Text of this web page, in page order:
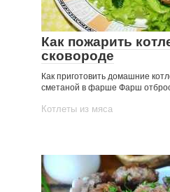
Как пожарить
сковороде
Как приготовить домашние
сметаной в фарше Фарш
Котлеты из мяса